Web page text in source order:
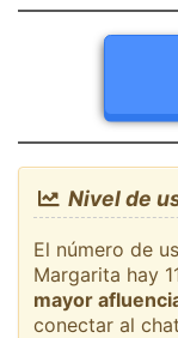
Nivel de
El número de
Margarita hay
mayor
conectar al